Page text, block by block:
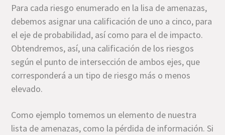
Para cada riesgo enumerado en la lisa de amenazas,
debemos asignar una calificación de uno a cinco, para
el eje de probabilidad, así como para el de impacto.
Obtendremos, así, una calificación de los riesgos
según el punto de intersección de ambos ejes, que
corresponderá a un tipo de riesgo más o menos
elevado.
Como ejemplo tomemos un elemento de nuestra
lista de amenazas, como la pérdida de información. Si